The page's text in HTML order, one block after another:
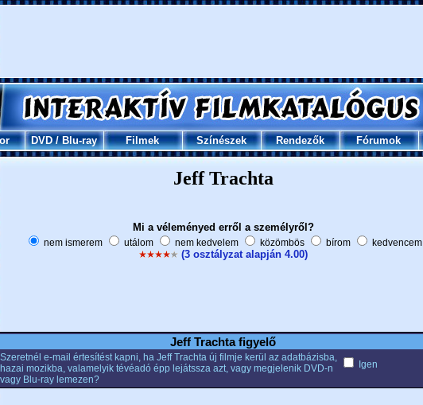
DVD/Blu-ray Filmek Színészek Rendezők Fórumok
Jeff Trachta
Mi a véleményed erről a személyről?
nem ismerem utálom nem kedvelem közömbös bírom kedvencem
(3 osztályzat alapján 4.00)
Jeff Trachta figyelő
Szeretnél e-mail értesítést kapni, ha Jeff Trachta új filmje kerül az adatbázisba,
hazai mozikba, valamelyik tévéadó épp lejátssza azt, vagy megjelenik DVD-n
vagy Blu-ray lemezen?
Igen